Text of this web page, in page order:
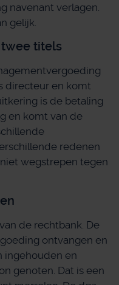
navenant verlagen.
gelijk.
titels
directeur en komt
is de betaling
en komt van de
redenen
wegstrepen tegen
de rechtbank. De
ontvangen en
ingehouden en
genoten. Dat is een